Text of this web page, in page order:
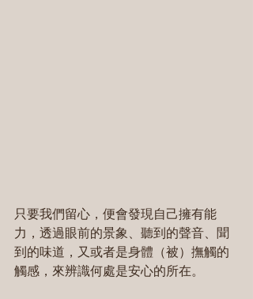
只要我們留心，便會發現自己擁有能
力，透過眼前的景象、聽到的聲音、聞
到的味道，又或者是身體（被）撫觸的
觸感，來辨識何處是安心的所在。